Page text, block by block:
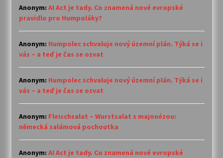
Anonym: AI Act je tady. Co znamená nové evropské
pravidlo pro Humpoláky?
Anonym: Humpolec schvaluje nový územní plán. Týká se i
vás – a teď je čas se ozvat
Anonym: Humpolec schvaluje nový územní plán. Týká se i
vás – a teď je čas se ozvat
Anonym: Fleischsalat – Wurstsalat s majonézou:
německá salámová pochoutka
Anonym: AI Act je tady. Co znamená nové evropské